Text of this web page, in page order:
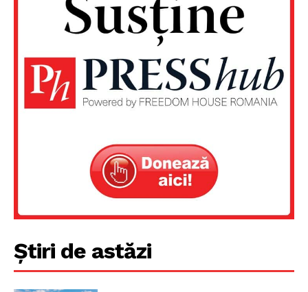
Un proiect
PRESShub
Proiecte editoriale
Știri de astăzi